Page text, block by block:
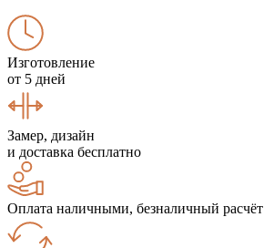
Изготовление
от 5 дней
Замер, дизайн
и доставка бесплатно
Оплата наличными, безналичный расчёт